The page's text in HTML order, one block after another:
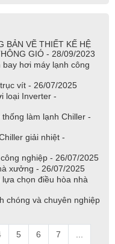
BẢN VẼ THIẾT KẾ HỆ
GIÓ - 28/09/2023
hơi máy lạnh công
vít - 26/07/2025
loại Inverter -
làm lạnh Chiller -
giải nhiệt -
nghiệp - 26/07/2025
xưởng - 26/07/2025
chọn điều hòa nhà
chóng và chuyên nghiệp
5 6 7